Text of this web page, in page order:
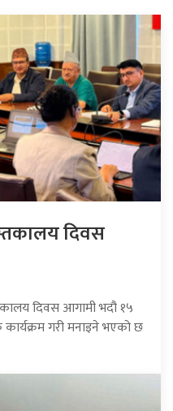
दिवस
दिवस आगामी भदौ १५
गरी मनाइने भएको छ